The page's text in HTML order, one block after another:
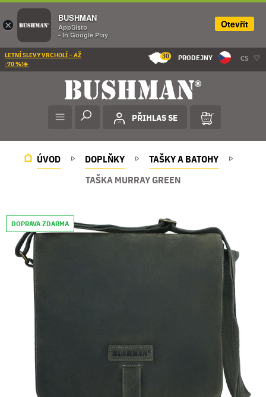
LETNÍ SLEVY VRCHOLÍ – AŽ
-70 %!☀️
30 PRODEJNY CS
PŘIHLAS SE
ÚVOD DOPLŇKY
TAŠKY A BATOHY
TAŠKA MURRAY GREEN
DOPRAVA ZDARMA
×
BUSHMAN
AppSisto
- In Google Play
Otevřít